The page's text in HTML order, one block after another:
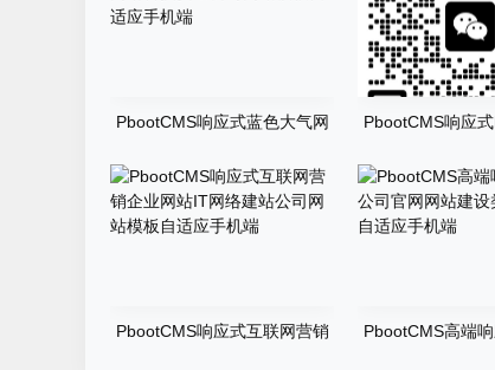
PbootCMS响应式蓝色大气网
应手机端
PbootCMS响应
模板自适应手机端
PbootCMS响应式互联网营销
PbootCMS高端